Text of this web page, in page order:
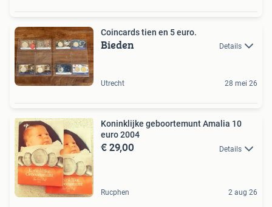
Coincards tien en 5 euro.
Bieden Details
Utrecht 28 mei 26
Koninklijke geboortemunt Amalia 10
euro 2004
€ 29,00 Details
Rucphen 2 aug 26